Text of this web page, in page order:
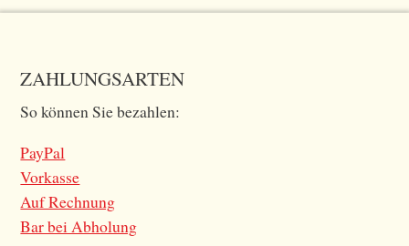
ZAHLUNGSARTEN
So können Sie bezahlen:
PayPal
Vorkasse
Auf Rechnung
Bar bei Abholung